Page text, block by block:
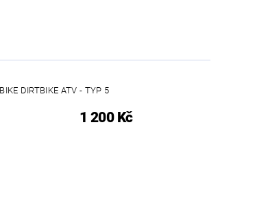
DIRTBIKE ATV - TYP 5
1 200 Kč